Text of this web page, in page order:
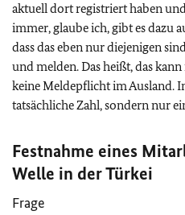
aktuell dort registriert haben
immer, glaube ich, gibt es dazu
dass das eben nur diejenigen
und melden. Das heißt, das
keine Meldepflicht im Ausland.
tatsächliche Zahl, sondern nur
Festnahme eines
Welle in der Türkei
Frage